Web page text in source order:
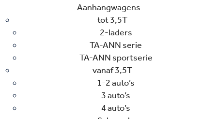
Aanhangwagens
tot 3,5T
2-laders
TA-ANN serie
TA-ANN sportserie
vanaf 3,5T
1-2 auto’s
3 auto’s
4 auto’s